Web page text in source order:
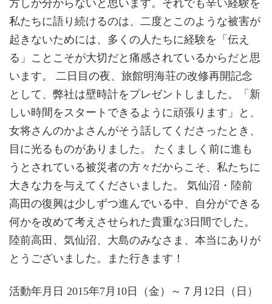
方しか分からないと思います。それでも辛い経験を
私たちに語り続けるのは、二度とこのような被害が
起きないためには、多くの人たちに経験を「伝え
る」ことこそが大切だと痛感されているからだと思
います。 二日目の夜、旅館明海荘の改修再開記念
として、弊社は壁時計をプレゼントしました。「新
しい時間をスタートできるように頑張ります」と、
女将さんのかよさんがそう話してくださったとき、
目に光るものがありました。 たくましく前に進も
うとされている被災者の方々だからこそ、私たちに
大きな力を与えてくださいました。 気仙沼・陸前
高田の復興は少しずつ進んでいる中、自分ができる
何かを改めて考えさせられた貴重な3日間でした。
陸前高田、気仙沼、大島のみなさま、本当にありが
とうございました。また行きます！
活動年月日 2015年7月10日（金）～７月12日（日）